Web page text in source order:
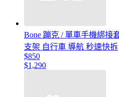
Bone 蹦克 / 單車手機綁接
支架 自行車 導航 秒速快拆
$850
$1,290